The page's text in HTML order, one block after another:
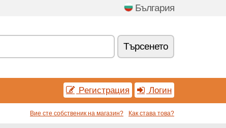
България
Tърсенетo
Pегистрация Логин
Вие сте собственик на магазин? Как става това?